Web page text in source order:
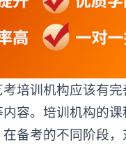
培训机构应该有
内容。培训机构的
备考的不同阶段